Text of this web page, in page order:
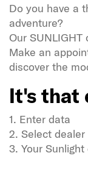
Do you have a
adventure?
Our
Make an
discover the
It's that
1. Enter data
2. Select
3. Your